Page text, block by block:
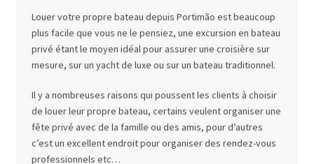
Louer votre propre bateau depuis Portimão est beaucoup
plus facile que vous ne le pensiez, une excursion en bateau
privé étant le moyen idéal pour assurer une croisière sur
mesure, sur un yacht de luxe ou sur un bateau traditionnel.
Il y a nombreuses raisons qui poussent les clients à choisir
de louer leur propre bateau, certains veulent organiser une
fête privé avec de la famille ou des amis, pour d’autres
c’est un excellent endroit pour organiser des rendez-vous
professionnels etc…